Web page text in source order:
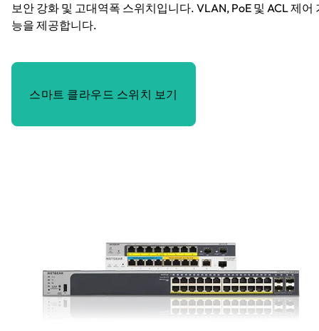
보안 강화 및 고대역폭 스위치입니다. VLAN, PoE 및 ACL 제어
능을 제공합니다.
스마트 클라우드 스위치 보기